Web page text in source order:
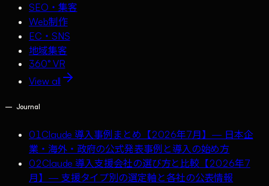
SEO・集客
Web制作
EC・SNS
地域集客
360° VR
View all
— Journal
01 Claude 導入事例まとめ【2026年7月】— 日本企
業・海外・政府の公式発表事例と導入の始め方
02Claude 導入支援会社の選び方と比較【2026年7
月】— 支援タイプ別の選定軸と各社の公表情報